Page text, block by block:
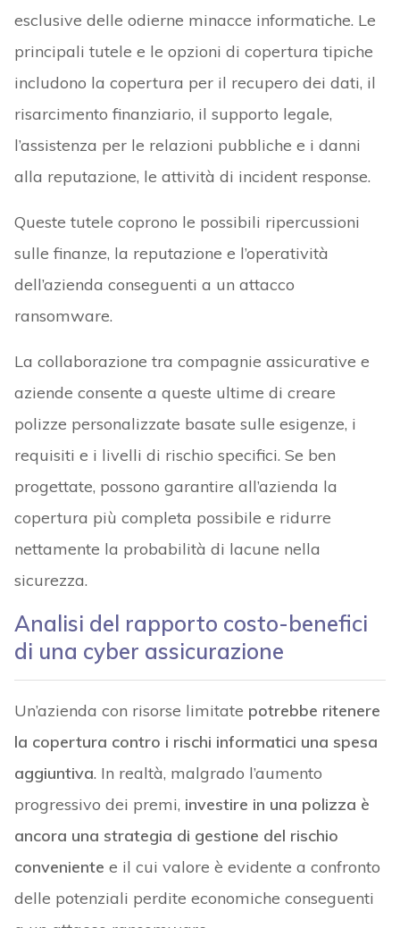
esclusive delle odierne minacce informatiche. Le
principali tutele e le opzioni di copertura tipiche
includono la copertura per il recupero dei dati, il
risarcimento finanziario, il supporto legale,
l’assistenza per le relazioni pubbliche e i danni
alla reputazione, le attività di incident response.
Queste tutele coprono le possibili ripercussioni
sulle finanze, la reputazione e l’operatività
dell’azienda conseguenti a un attacco
ransomware.
La collaborazione tra compagnie assicurative e
aziende consente a queste ultime di creare
polizze personalizzate basate sulle esigenze, i
requisiti e i livelli di rischio specifici. Se ben
progettate, possono garantire all’azienda la
copertura più completa possibile e ridurre
nettamente la probabilità di lacune nella
sicurezza.
Analisi del rapporto costo-benefici
di una cyber assicurazione
Un’azienda con risorse limitate potrebbe ritenere
la copertura contro i rischi informatici una spesa
aggiuntiva. In realtà, malgrado l’aumento
progressivo dei premi, investire in una polizza è
ancora una strategia di gestione del rischio
conveniente e il cui valore è evidente a confronto
delle potenziali perdite economiche conseguenti